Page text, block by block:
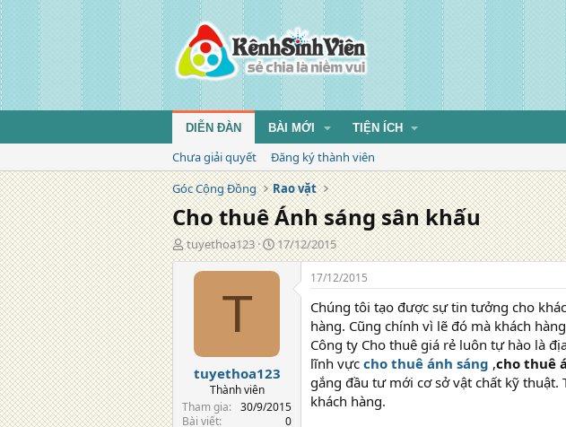
DIỄN ĐÀN BÀI MỚI TIỆN ÍCH
Chưa giải quyết
Đăng ký thành viên
Góc Cộng Đồng
Rao vặt
Cho thuê Ánh sáng sân khấu
T
á
tuyethoa123
N
g
à
g
17/12/2015
T
tuyethoa123
Thành viên
Tham gia
30/9/2015
Bài viết
0
17/12/2015
Chúng tôi tạo được sự tin tưởng cho
hàng. Cũng chính vì lẽ đó mà khách
Công ty Cho thuê giá rẻ luôn tự hào là
lĩnh vực cho thuê ánh sáng ,cho thuê
gắng đầu tư mới cơ sở vật chất kỹ
khách hàng.